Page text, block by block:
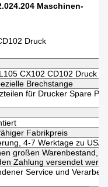
Maschinen-
Druck
CX102 CD102 Druck
Brechstange
für Drucker Spare
Fabrikpreis
4-7 Werktage zu US/
großen Warenbestand,
Zahlung versendet
Service und